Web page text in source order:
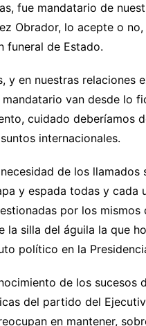
fue mandatario de
Obrador, lo acepte o
funeral de Estado.
y en nuestras relaciones
van desde lo
cuidado deberíamos
internacionales.
de los
y espada todas y cada
por los
la silla del águila la que
político en la
de los sucesos
del partido del
en mantener,